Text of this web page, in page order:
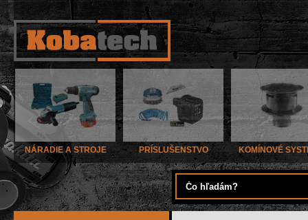
NÁRADIE A STROJE PRÍSLUŠENSTVO KOMÍNOVÉ